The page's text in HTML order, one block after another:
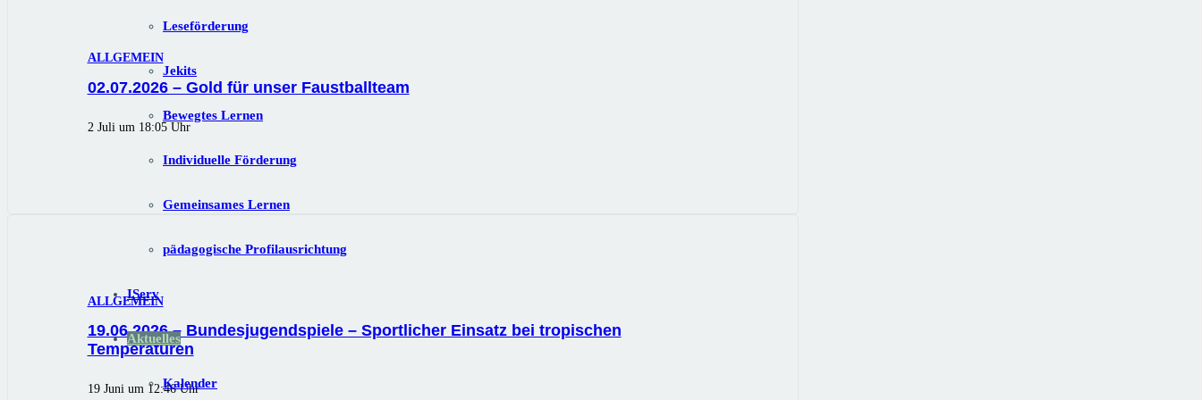
Leseförderung
Jekits
Bewegtes Lernen
Individuelle Förderung
Gemeinsames Lernen
pädagogische Profilausrichtung
IServ
Aktuelles
Kalender
ALLGEMEIN
02.07.2026 – Gold für unser Faustballteam
2 Juli um 18:05 Uhr
ALLGEMEIN
19.06.2026 – Bundesjugendspiele – Sportlicher Einsatz bei tropischen
Temperaturen
19 Juni um 12:46 Uhr